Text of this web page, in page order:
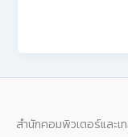
สำนักคอมพิวเตอร์และเ